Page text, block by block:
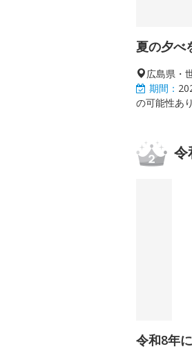
夏の夕べ
広島県・
期間：
の可能性あり
令
令和8年